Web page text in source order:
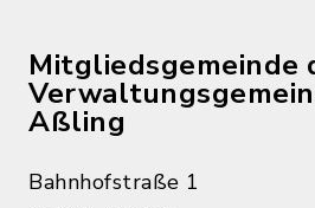
Mitgliedsgemeinde
Aßling
Bahnhofstraße 1